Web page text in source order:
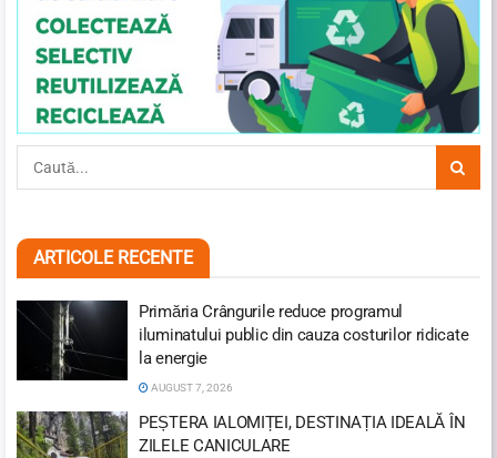
ARTICOLE RECENTE
Primăria Crângurile reduce programul
iluminatului public din cauza costurilor ridicate
la energie
AUGUST 7, 2026
PEȘTERA IALOMIȚEI, DESTINAȚIA IDEALĂ ÎN
ZILELE CANICULARE